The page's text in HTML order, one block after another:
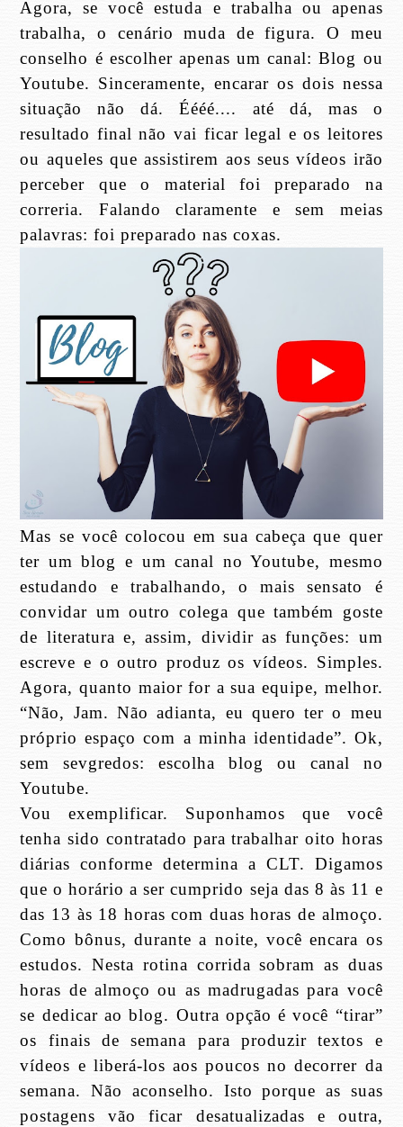
Agora, se você estuda e trabalha ou apenas
trabalha, o cenário muda de figura. O meu
conselho é escolher apenas um canal: Blog ou
Youtube. Sinceramente, encarar os dois nessa
situação não dá. Éééé.... até dá, mas o
resultado final não vai ficar legal e os leitores
ou aqueles que assistirem aos seus vídeos irão
perceber que o material foi preparado na
correria. Falando claramente e sem meias
palavras: foi preparado nas coxas.
Mas se você colocou em sua cabeça que quer
ter um blog e um canal no Youtube, mesmo
estudando e trabalhando, o mais sensato é
convidar um outro colega que também goste
de literatura e, assim, dividir as funções: um
escreve e o outro produz os vídeos. Simples.
Agora, quanto maior for a sua equipe, melhor.
“Não, Jam. Não adianta, eu quero ter o meu
próprio espaço com a minha identidade”. Ok,
sem sevgredos: escolha blog ou canal no
Youtube.
Vou exemplificar. Suponhamos que você
tenha sido contratado para trabalhar oito horas
diárias conforme determina a CLT. Digamos
que o horário a ser cumprido seja das 8 às 11 e
das 13 às 18 horas com duas horas de almoço.
Como bônus, durante a noite, você encara os
estudos. Nesta rotina corrida sobram as duas
horas de almoço ou as madrugadas para você
se dedicar ao blog. Outra opção é você “tirar”
os finais de semana para produzir textos e
vídeos e liberá-los aos poucos no decorrer da
semana. Não aconselho. Isto porque as suas
postagens vão ficar desatualizadas e outra,